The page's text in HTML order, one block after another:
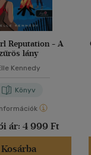
Reputation - A
lány
Kennedy
Könyv
ár: 4 999 Ft
Kosárba